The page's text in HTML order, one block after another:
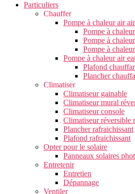
Particuliers
Chauffer
Pompe à chaleur air
Pompe à
Pompe à
Pompe à
Pompe à chaleur air
Plafond
Plancher
Climatiser
Climatiseur gainable
Climatiseur mural
Climatiseur console
Climatiseur réversible
Plancher rafraichissant
Plafond rafraichissant
Opter pour le solaire
Panneaux solaires
Entretenir
Entretien
Dépannage
Ventiler